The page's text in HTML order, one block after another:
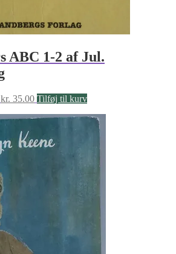
ABC 1-2 af Jul.
Den
pris
kr. 70.00.
kr. 35.00Den
pris
kr. 35.00.
Tilføj til kurv